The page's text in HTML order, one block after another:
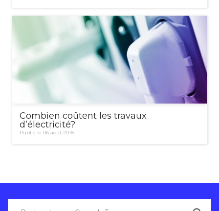
Combien coûtent les travaux
d’électricité?
Publié le 06 août 2018